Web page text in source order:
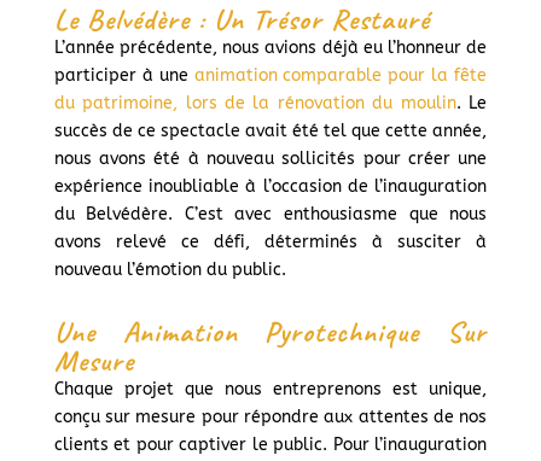
Le Belvédère : Un Trésor Restauré
L’année précédente, nous avions déjà eu l’honneur de
participer à une animation comparable pour la fête
du patrimoine, lors de la rénovation du moulin. Le
succès de ce spectacle avait été tel que cette année,
nous avons été à nouveau sollicités pour créer une
expérience inoubliable à l’occasion de l’inauguration
du Belvédère. C’est avec enthousiasme que nous
avons relevé ce défi, déterminés à susciter à
nouveau l’émotion du public.
Une Animation Pyrotechnique Sur
Mesure
Chaque projet que nous entreprenons est unique,
conçu sur mesure pour répondre aux attentes de nos
clients et pour captiver le public. Pour l’inauguration